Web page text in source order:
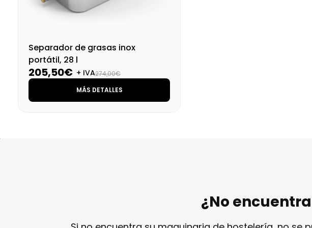
Separador de grasas inox
portátil, 28 l
205,50€ + IVA274,00€
MÁS DETALLES
¿No